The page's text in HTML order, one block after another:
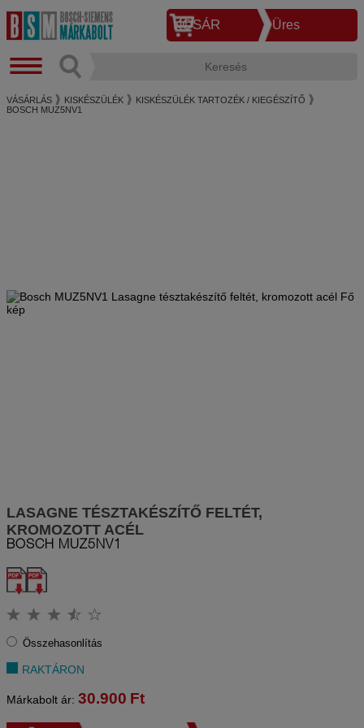
KOSÁR Üres
VÁSÁRLÁS KISKÉSZÜLÉK
KISKÉSZÜLÉK TARTOZÉK / KIEGÉSZÍTŐ
BOSCH MUZ5NV1
LASAGNE TÉSZTAKÉSZÍTŐ FELTÉT,
KROMOZOTT ACÉL
BOSCH MUZ5NV1
Összehasonlítás
RAKTÁRON
Márkabolt ár: 30.900 Ft